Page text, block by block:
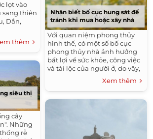
lọt vào
sang thiên
Dần,
thêm
siêu thị
cây
Những
rễ
Nhận biết bố cục hung sát để
tránh khi mua hoặc xây nhà
Với quan niệm phong thủy
hình thế, có một số bố cục
phong thủy nhà ảnh hưởng
bất lợi về sức khỏe, công việc
và tài lộc của người ở, do vậy,
trước khi mua (thuê) bạn nên
Xem thêm